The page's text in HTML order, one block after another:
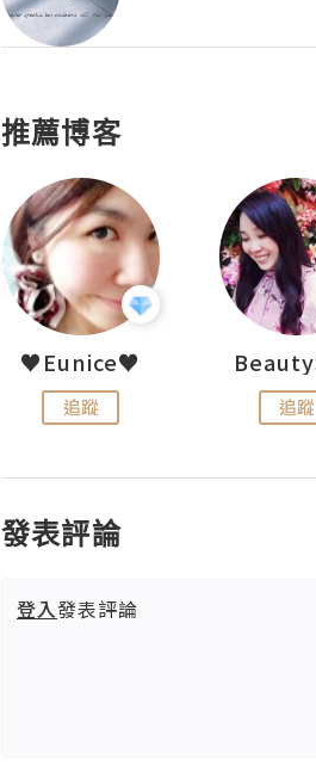
推薦博客
♥Eunice♥
追蹤 追蹤
發表評論
登入發表評論